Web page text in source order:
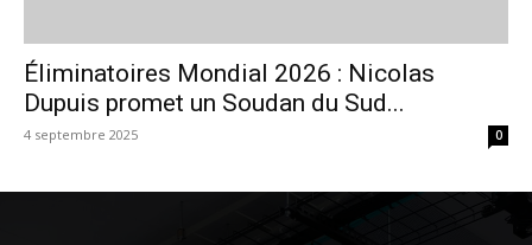
Éliminatoires Mondial 2026 : Nicolas
Dupuis promet un Soudan du Sud...
4 septembre 2025 0